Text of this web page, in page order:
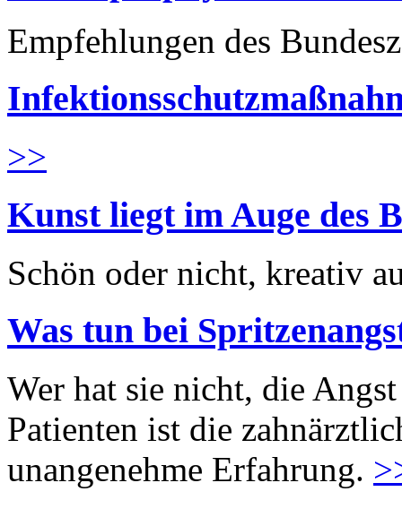
Empfehlungen des
>>
Kunst liegt im Auge des
Schön oder nicht, kreativ
Was tun bei
Wer hat sie nicht, die
Patienten ist die
unangenehme Erfahrung.